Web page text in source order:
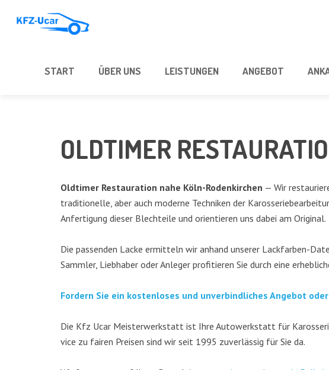
START ÜBER UNS LEIS­TUN­GEN ANGE­BOT
OLD­TI­MER
Old­ti­mer Restau­ra­ti­on nahe Köln-Roden­kir­chen — Wir
tra­di­tio­nel­le, aber auch moder­ne Tech­ni­ken der
Anfer­ti­gung die­ser Blech­tei­le und ori­en­tie­ren uns dabei am Original.
Die pas­sen­den Lacke ermit­teln wir anhand unse­rer Lack­far­ben-
Samm­ler, Lieb­ha­ber oder Anle­ger pro­fi­tie­ren Sie durch eine
For­dern Sie ein kos­ten­lo­ses und unver­bind­li­ches Ange­bot
Die Kfz Ucar Meis­ter­werk­statt ist Ihre Auto­werk­statt für
vice zu fai­ren Prei­sen sind wir seit 1995 zuver­läs­sig für Sie da.